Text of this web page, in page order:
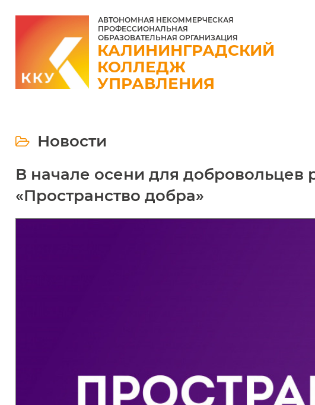
АВТОНОМНАЯ НЕКОММЕРЧЕСКАЯ
ПРОФЕССИОНАЛЬНАЯ
ОБРАЗОВАТЕЛЬНАЯ ОРГАНИЗАЦИЯ
КАЛИНИНГРАДСКИЙ
КОЛЛЕДЖ
УПРАВЛЕНИЯ
Новости
В начале осени для добровольцев
«Пространство добра»